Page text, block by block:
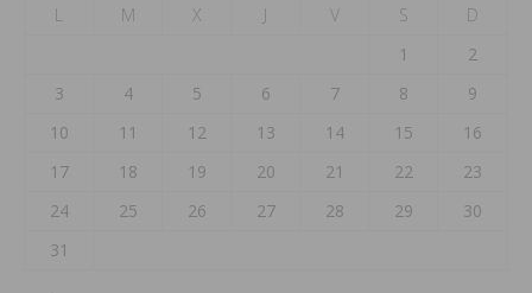
L
M X J V S
D
1
2
3
4 5 6 7 8
9
10
11 12 13 14 15
16
17
18 19 20 21 22
23
24
25 26 27 28 29
30
31